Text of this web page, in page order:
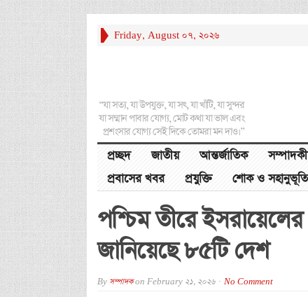
Friday, August 07, 2026
“যা সত্য, যা উপযুক্ত, যা সৎ, যা খাঁটি, যা সুন্দর
যা সম্মান পাবার যোগ্য, মোট কথা যা ভাল এবং
প্রশংসার যোগ্য সেই দিকে তোমরা মন দাও।”
প্রচ্ছদ জাতীয় আন্তর্জাতিক
প্রবাসের খবর
প্রযুক্তি শোক ও সহানুভূতি
পশ্চিম তীরে
জানিয়েছে ৮৫টি দেশ
By সম্পাদকon February 21, 2026 No Comment